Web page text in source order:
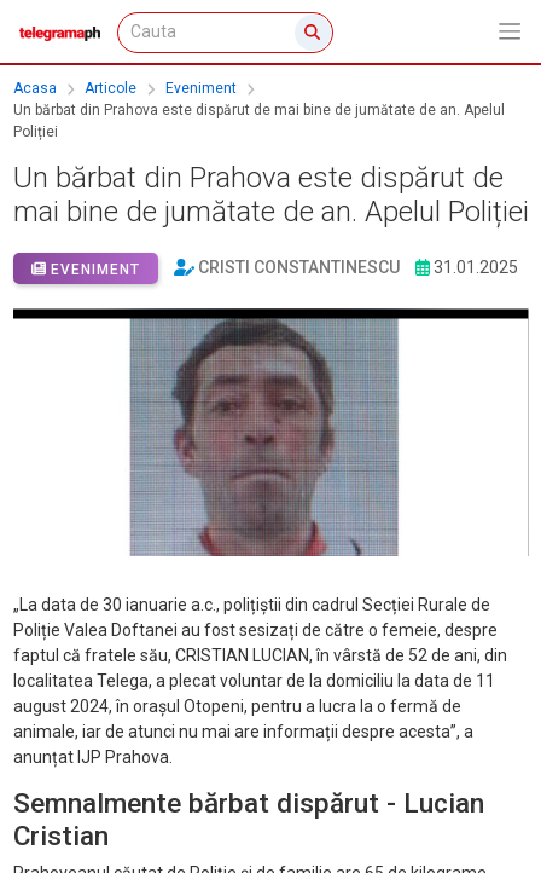
Acasa Articole
Eveniment
Un bărbat din Prahova este dispărut de mai bine de jumătate de an. Apelul
Poliției
Un bărbat din Prahova este dispărut de
mai bine de jumătate de an. Apelul Poliției
EVENIMENT CRISTI CONSTANTINESCU 31.01.2025
„La data de 30 ianuarie a.c., polițiștii din cadrul Secției Rurale de
Poliție Valea Doftanei au fost sesizați de către o femeie, despre
faptul că fratele său, CRISTIAN LUCIAN, în vârstă de 52 de ani, din
localitatea Telega, a plecat voluntar de la domiciliu la data de 11
august 2024, în orașul Otopeni, pentru a lucra la o fermă de
animale, iar de atunci nu mai are informații despre acesta”, a
anunțat IJP Prahova.
Semnalmente bărbat dispărut - Lucian
Cristian